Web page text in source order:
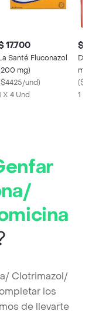
17.700
Santé Fluconazol
mg)
$4425/und)
X 4 Und
$
mg)
(
1 X
Clotrimazol/
los
de llevarte